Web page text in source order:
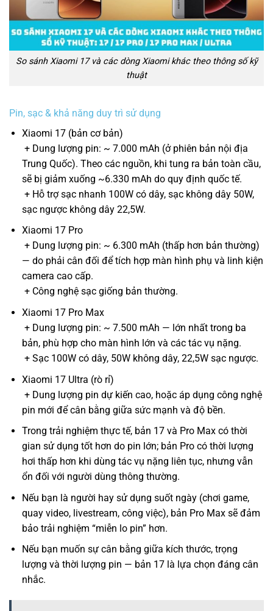
So sánh Xiaomi 17 và các dòng Xiaomi khác theo thông số kỹ
thuật
Pin, sạc & khả năng duy trì sử dụng
Xiaomi 17 (bản cơ bản)
+ Dung lượng pin: ~ 7.000 mAh (ở phiên bản nội địa
Trung Quốc). Theo các nguồn, khi tung ra bản toàn cầu,
sẽ bị giảm xuống ~6.330 mAh do quy định quốc tế.
+ Hỗ trợ sạc nhanh 100W có dây, sạc không dây 50W,
sạc ngược không dây 22,5W.
Xiaomi 17 Pro
+ Dung lượng pin: ~ 6.300 mAh (thấp hơn bản thường)
— do phải cân đối để tích hợp màn hình phụ và linh kiện
camera cao cấp.
+ Công nghệ sạc giống bản thường.
Xiaomi 17 Pro Max
+ Dung lượng pin: ~ 7.500 mAh — lớn nhất trong ba
bản, phù hợp cho màn hình lớn và các tác vụ nặng.
+ Sạc 100W có dây, 50W không dây, 22,5W sạc ngược.
Xiaomi 17 Ultra (rò rỉ)
+ Dung lượng pin dự kiến cao, hoặc áp dụng công nghệ
pin mới để cân bằng giữa sức mạnh và độ bền.
Trong trải nghiệm thực tế, bản 17 và Pro Max có thời
gian sử dụng tốt hơn do pin lớn; bản Pro có thời lượng
hơi thấp hơn khi dùng tác vụ nặng liên tục, nhưng vẫn
ổn đối với người dùng thông thường.
Nếu bạn là người hay sử dụng suốt ngày (chơi game,
quay video, livestream, công việc), bản Pro Max sẽ đảm
bảo trải nghiệm “miễn lo pin” hơn.
Nếu bạn muốn sự cân bằng giữa kích thước, trọng
lượng và thời lượng pin — bản 17 là lựa chọn đáng cân
nhắc.